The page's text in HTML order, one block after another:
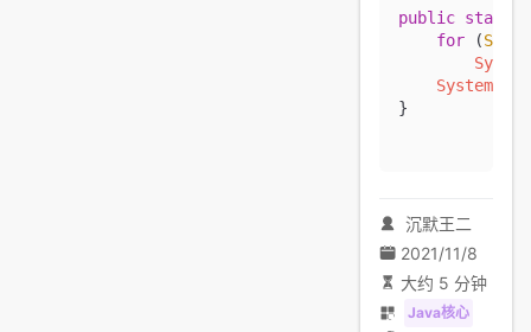
public static
    for
(
        System
    System
}
沉默王二
2021/11/8
大约 5 分钟
Java核心